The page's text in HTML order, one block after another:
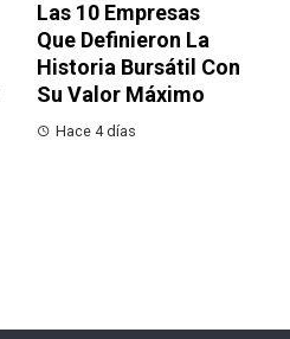
Las 10 Empresas
Que Definieron La
Historia Bursátil Con
Su Valor Máximo
Hace 4 días